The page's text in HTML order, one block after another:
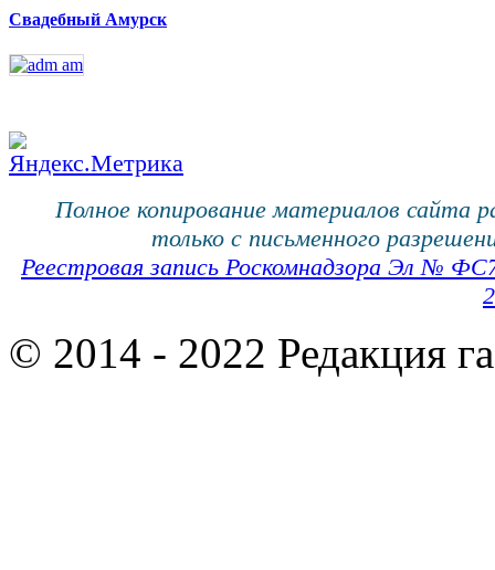
Свадебный Амурск
Полное копирование материалов сайта
только с письменного
Реестровая запись Роскомнадзора Эл №
© 2014 - 2022 Редакция